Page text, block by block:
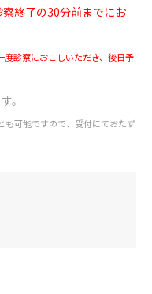
終了の30分前までにお
診察におこしいただき、後日予
。
可能ですので、受付にておたず